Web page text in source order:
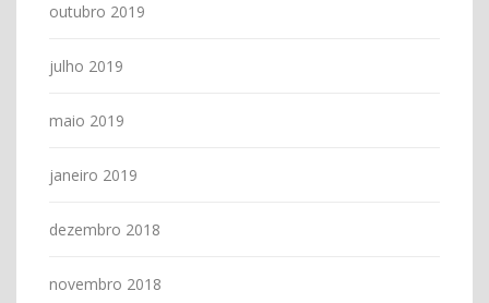
outubro 2019
julho 2019
maio 2019
janeiro 2019
dezembro 2018
novembro 2018